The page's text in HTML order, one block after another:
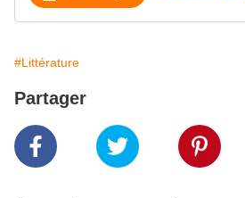
#Littérature
Partager